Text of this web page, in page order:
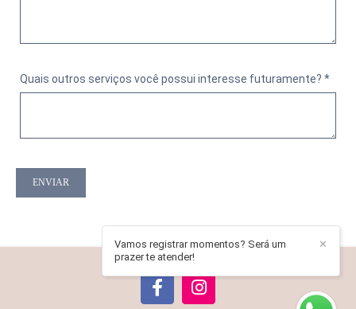
Quais outros serviços você possui interesse futuramente? *
ENVIAR
✕
Vamos registrar momentos? Será um
prazer te atender!